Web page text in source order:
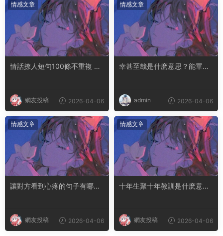
情感文章
情話撩人短句100條不重複 土
網友投稿 2026-04-06
情感文章
幸甚至哉是什麽意思？能單獨
admin 2026-04-06
情感文章
讓對方看到心疼的句子有哪
網友投稿 2026-04-06
情感文章
十年生聚十年教訓是什麽意思
網友投稿 2026-04-06